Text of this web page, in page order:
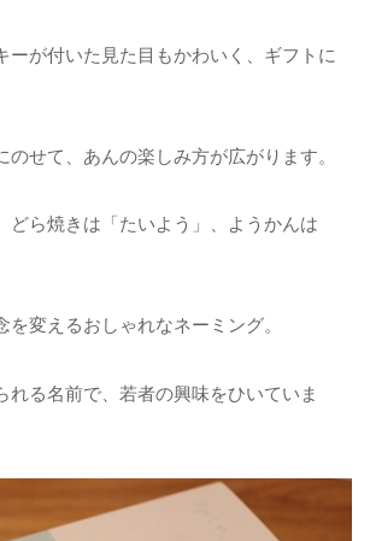
ーが付いた見た目もかわいく、ギフトに
せて、あんの楽しみ方が広がります。
どら焼きは「たいよう」、ようかんは
変えるおしゃれなネーミング。
れる名前で、若者の興味をひいていま